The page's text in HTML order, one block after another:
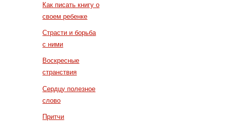
Как писать книгу о
своем ребенке
Страсти и борьба
с ними
Воскресные
странствия
Сердцу полезное
слово
Притчи